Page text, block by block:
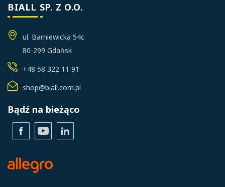
BIALL SP. Z O.O.
ul. Barniewicka 54c
80-299 Gdańsk
+48 58 322 11 91
shop@biall.com.pl
Bądź na bieżąco
FacebookYouTubeLinkedIn